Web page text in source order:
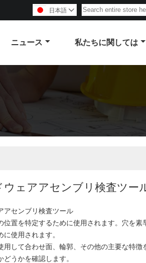
日本語 
ニュース 私たちに関しては
ウェアアセンブリ検査ツー
アセンブリ検査ツール
位置を特定するために使用されます。穴を素
使用されます。
用して合わせ面、輪郭、その他の主要な特徴
どうかを確認します。